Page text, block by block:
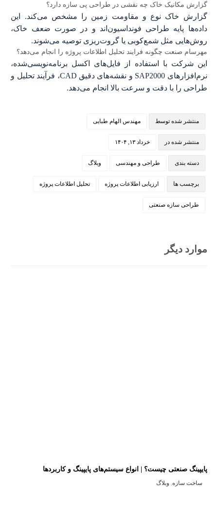
گزارش مکانیک خاک چه نقشی در طراحی پی سازه دارد؟
گزارش خاک نوع و مقاومت زمین را مشخص می‌کند. این
داده‌ها پایه طراحی فونداسیون‌اند و در صورت ضعف خاک،
روش‌هایی مثل شمع‌کوبی یا گروت‌ریزی توصیه می‌شوند.
مهرسام صنعت چگونه فرایند تحلیل اطلاعات پروژه را انجام می‌دهد؟
این شرکت با استفاده از فایل‌های اکسل برنامه‌نویسی‌شده،
نرم‌افزارهای SAP2000 و نقشه‌های دقیق CAD، فرآیند تحلیل و
طراحی را با دقت و سرعت بالا انجام می‌دهد.
منتشر شده توسط مهندس الهام طبایی
منتشر شده در خرداد ۱۳, ۱۴۰۴
دسته بندی طراحی و مهندسی وبلاگ
برچسب ها ارزیابی اطلاعات پروژه تحلیل اطلاعات پروژه
طراحی سازه‌ صنعتی
موارد دیگر
پایپینگ صنعتی چیست؟ | انواع سیستم‌های پایپینگ و کاربردها
ساخت سازه, وبلاگ